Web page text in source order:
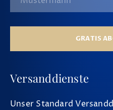
GRATIS
Versanddienste
Unser Standard